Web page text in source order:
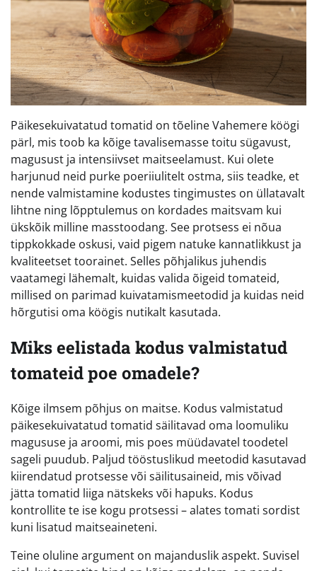
Päikesekuivatatud tomatid on tõeline Vahemere köögi
pärl, mis toob ka kõige tavalisemasse toitu sügavust,
magusust ja intensiivset maitseelamust. Kui olete
harjunud neid purke poeriiulitelt ostma, siis teadke, et
nende valmistamine kodustes tingimustes on üllatavalt
lihtne ning lõpptulemus on kordades maitsvam kui
ükskõik milline masstoodang. See protsess ei nõua
tippkokkade oskusi, vaid pigem natuke kannatlikkust ja
kvaliteetset toorainet. Selles põhjalikus juhendis
vaatamegi lähemalt, kuidas valida õigeid tomateid,
millised on parimad kuivatamismeetodid ja kuidas neid
hõrgutisi oma köögis nutikalt kasutada.
Miks eelistada kodus valmistatud
tomateid poe omadele?
Kõige ilmsem põhjus on maitse. Kodus valmistatud
päikesekuivatatud tomatid säilitavad oma loomuliku
magususe ja aroomi, mis poes müüdavatel toodetel
sageli puudub. Paljud tööstuslikud meetodid kasutavad
kiirendatud protsesse või säilitusaineid, mis võivad
jätta tomatid liiga nätskeks või hapuks. Kodus
kontrollite te ise kogu protsessi – alates tomati sordist
kuni lisatud maitseaineteni.
Teine oluline argument on majanduslik aspekt. Suvisel